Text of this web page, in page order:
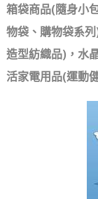
箱袋商品(隨身小
物袋、購物袋系
造型紡織品)，水
活家電用品(運動